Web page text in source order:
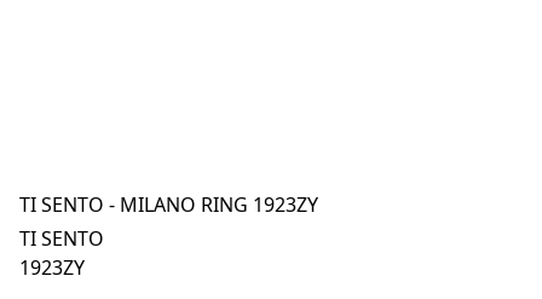
TI SENTO - MILANO RING 1923ZY
TI SENTO
1923ZY